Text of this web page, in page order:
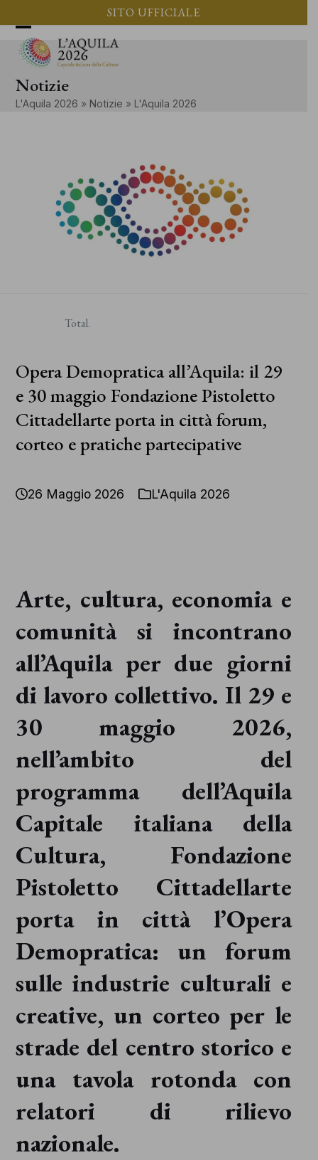
al
contenuto
SITO UFFICIALE
Apri
menu
Chiudi
menu
Notizie
L'Aquila 2026 » Notizie » L'Aquila 2026
Total.
Opera Demopratica all’Aquila: il 29
e 30 maggio Fondazione Pistoletto
Cittadellarte porta in città forum,
corteo e pratiche partecipative
26 Maggio 2026 L'Aquila 2026
Arte, cultura, economia e
comunità si incontrano
all’Aquila per due giorni
di lavoro collettivo. Il 29 e
30 maggio 2026,
nell’ambito del
programma dell’Aquila
Capitale italiana della
Cultura, Fondazione
Pistoletto Cittadellarte
porta in città l’Opera
Demopratica: un forum
sulle industrie culturali e
creative, un corteo per le
strade del centro storico e
una tavola rotonda con
relatori di rilievo
nazionale.